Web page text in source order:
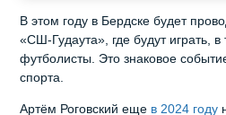
В этом году в Бердске будет
«СШ-Гудаута», где будут играть,
футболисты. Это знаковое
спорта.
Артём Роговский еще в 2024 году